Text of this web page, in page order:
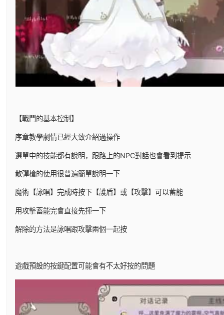
【戰鬥的基本控制】
序章教學劇情已經大致介紹過操作
選單中的技能都有說明，跟路上的NPC對話也會看到提示
散彈槍的使用很普遍簡單說明一下
魔術【詠唱】完成時按下【護盾】或【攻擊】可以蓄能
用攻擊蓄能完會直接先揮一下
解除的方法是詠唱跟攻擊兩個一起按
遊戲預設的按鍵配置可能會有不太好按的問題